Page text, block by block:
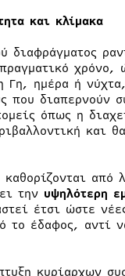
και κλίμακα
διαφράγματος
χρόνο,
Γη, ημέρα ή
που διαπερνούν
όπως η
και
την υψηλότερη
έτσι ώστε
έδαφος, αντί
κυρίαρχων